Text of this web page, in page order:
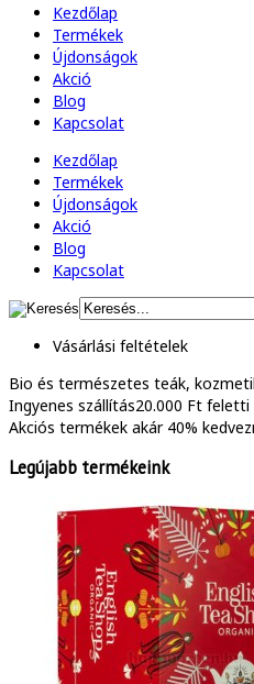
Kezdőlap
Termékek
Újdonságok
Akció
Blog
Kapcsolat
Kezdőlap
Termékek
Újdonságok
Akció
Blog
Kapcsolat
Vásárlási feltételek
Bio és természetes teák,
Ingyenes szállítás20.000 Ft feletti
Akciós termékek akár 40%
Legújabb termékeink